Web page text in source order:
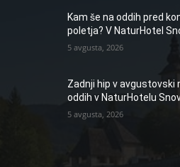
Kam še na oddih pred
poletja? V NaturHotel
5 avgusta, 2026
Zadnji hip v avgustovski
oddih v NaturHotelu
5 avgusta, 2026